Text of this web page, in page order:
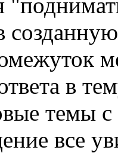
в
темы
все